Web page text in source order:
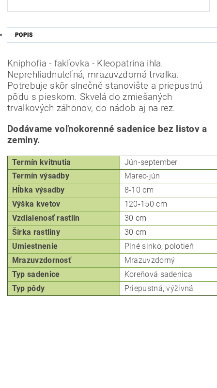
POPIS
Kniphofia - fakľovka - Kleopatrina ihla.
Neprehliadnuteľná, mrazuvzdorná trvalka.
Potrebuje skôr slnečné stanovište a priepustnú
pôdu s pieskom. Skvelá do zmiešaných
trvalkových záhonov, do nádob aj na rez.
Dodávame voľnokorenné sadenice bez listov a
zeminy.
Termín kvitnutia
Jún-september
Termín výsadby
Marec-jún
Hĺbka výsadby
8-10 cm
Výška kvetov
120-150 cm
Vzdialenosť rastlín
30 cm
Šírka rastliny
30 cm
Umiestnenie
Plné slnko, polotieň
Mrazuvzdornosť
Mrazuvzdorný
Typ sadenice
Koreňová sadenica
Typ pôdy
Priepustná, výživná